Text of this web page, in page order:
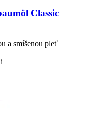
Classic
a smíšenou pleť